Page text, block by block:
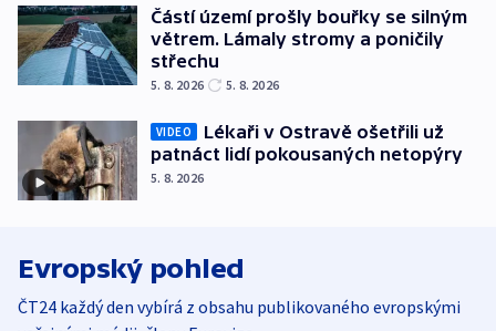
Částí území prošly bouřky se silným
větrem. Lámaly stromy a poničily
střechu
5. 8. 2026 5. 8. 2026
VIDEO
Lékaři v Ostravě ošetřili už
patnáct lidí pokousaných netopýry
5. 8. 2026
Evropský pohled
ČT24 každý den vybírá z obsahu publikovaného evropskými